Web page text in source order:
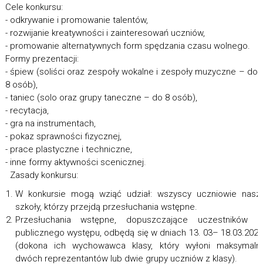
Cele konkursu:
- odkrywanie i promowanie talentów,
- rozwijanie kreatywności i zainteresowań uczniów,
- promowanie alternatywnych form spędzania czasu wolnego.
Formy prezentacji:
- śpiew (soliści oraz zespoły wokalne i zespoły muzyczne – do
8 osób),
- taniec (solo oraz grupy taneczne – do 8 osób),
- recytacja,
- gra na instrumentach,
- pokaz sprawności fizycznej,
- prace plastyczne i techniczne,
- inne formy aktywności scenicznej.
Zasady konkursu:
W konkursie mogą wziąć udział: wszyscy uczniowie
szkoły, którzy przejdą przesłuchania wstępne.
Przesłuchania wstępne, dopuszczające uczestników
publicznego występu, odbędą się w dniach 13. 03–
(dokona ich wychowawca klasy, który wyłoni
dwóch reprezentantów lub dwie grupy uczniów z klasy).